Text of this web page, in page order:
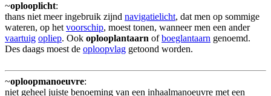
~oplooplicht:
thans niet meer ingebruik zijnd navigatielicht, dat men op sommige
wateren, op het voorschip, moest tonen, wanneer men een ander
vaartuig opliep. Ook oplooplantaarn ofboeglantaarn genoemd.
Des daags moest de oploopvlag getoond worden.
~oploopmanoeuvre:
niet geheel juiste benoeming van een inhaalmanoeuvre met een